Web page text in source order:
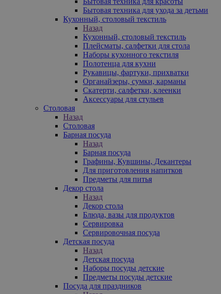
Бытовая техника для ухода за детьми
Кухонный, столовый текстиль
Назад
Кухонный, столовый текстиль
Плейсматы, салфетки для стола
Наборы кухонного текстиля
Полотенца для кухни
Рукавицы, фартуки, прихватки
Органайзеры, сумки, карманы
Скатерти, салфетки, клеенки
Аксессуары для стульев
Столовая
Назад
Столовая
Барная посуда
Назад
Барная посуда
Графины, Кувшины, Декантеры
Для приготовления напитков
Предметы для питья
Декор стола
Назад
Декор стола
Блюда, вазы для продуктов
Сервировка
Сервировочная посуда
Детская посуда
Назад
Детская посуда
Наборы посуды детские
Предметы посуды детские
Посуда для праздников